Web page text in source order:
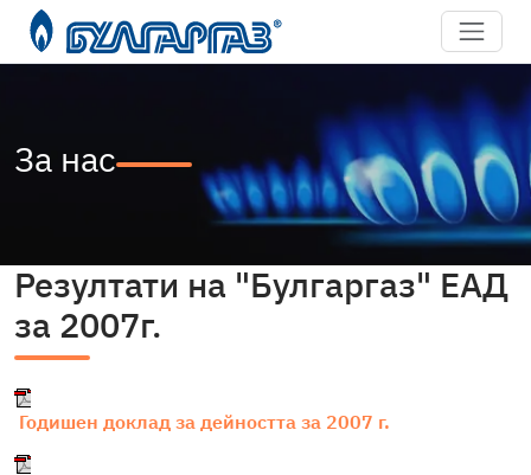
За нас
Резултати на "Булгаргаз" ЕАД
за 2007г.
Годишен доклад за дейността за 2007 г.